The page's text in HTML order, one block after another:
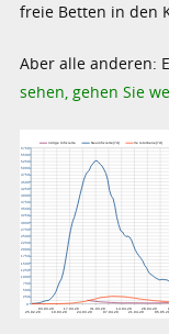
freie Betten in den
Aber alle anderen:
sehen, gehen Sie